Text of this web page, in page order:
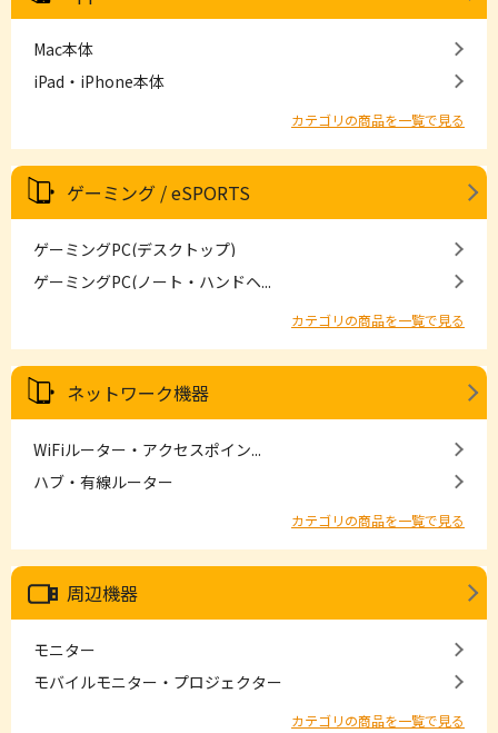
Mac本体
iPad・iPhone本体
カテゴリの商品を一覧で見る
ゲーミング / eSPORTS
ゲーミングPC(デスクトップ)
ゲーミングPC(ノート・ハンドヘ...
カテゴリの商品を一覧で見る
ネットワーク機器
WiFiルーター・アクセスポイン...
ハブ・有線ルーター
カテゴリの商品を一覧で見る
周辺機器
モニター
モバイルモニター・プロジェクター
カテゴリの商品を一覧で見る